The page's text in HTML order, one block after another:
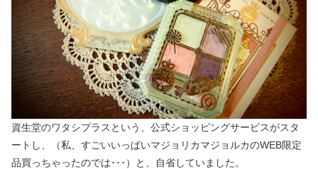
資生堂のワタシプラスという、公式ショッピングサービスがスタ
ートし、（私、すごいいっぱいマジョリカマジョルカのWEB限定
品買っちゃったのでは･･･）と、自省していました。